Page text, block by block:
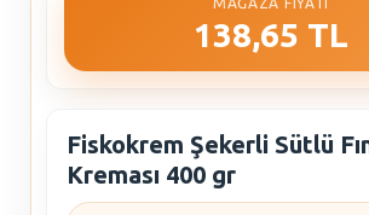
138,65 TL
Fiskokrem Şekerli Sütlü
Kreması 400 gr